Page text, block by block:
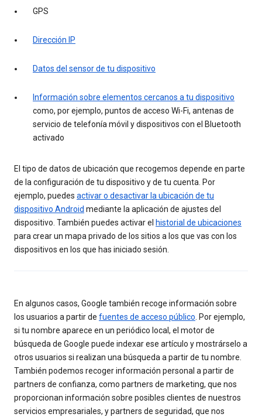
GPS
Dirección IP
Datos del sensor de tu dispositivo
Información sobre elementos cercanos a tu dispositivo
como, por ejemplo, puntos de acceso Wi-Fi, antenas de
servicio de telefonía móvil y dispositivos con el Bluetooth
activado
El tipo de datos de ubicación que recogemos depende en parte
de la configuración de tu dispositivo y de tu cuenta. Por
ejemplo, puedes activar o desactivar la ubicación de tu
dispositivo Android mediante la aplicación de ajustes del
dispositivo. También puedes activar el historial de ubicaciones
para crear un mapa privado de los sitios a los que vas con los
dispositivos en los que has iniciado sesión.
En algunos casos, Google también recoge información sobre
los usuarios a partir de fuentes de acceso público. Por ejemplo,
si tu nombre aparece en un periódico local, el motor de
búsqueda de Google puede indexar ese artículo y mostrárselo a
otros usuarios si realizan una búsqueda a partir de tu nombre.
También podemos recoger información personal a partir de
partners de confianza, como partners de marketing, que nos
proporcionan información sobre posibles clientes de nuestros
servicios empresariales, y partners de seguridad, que nos